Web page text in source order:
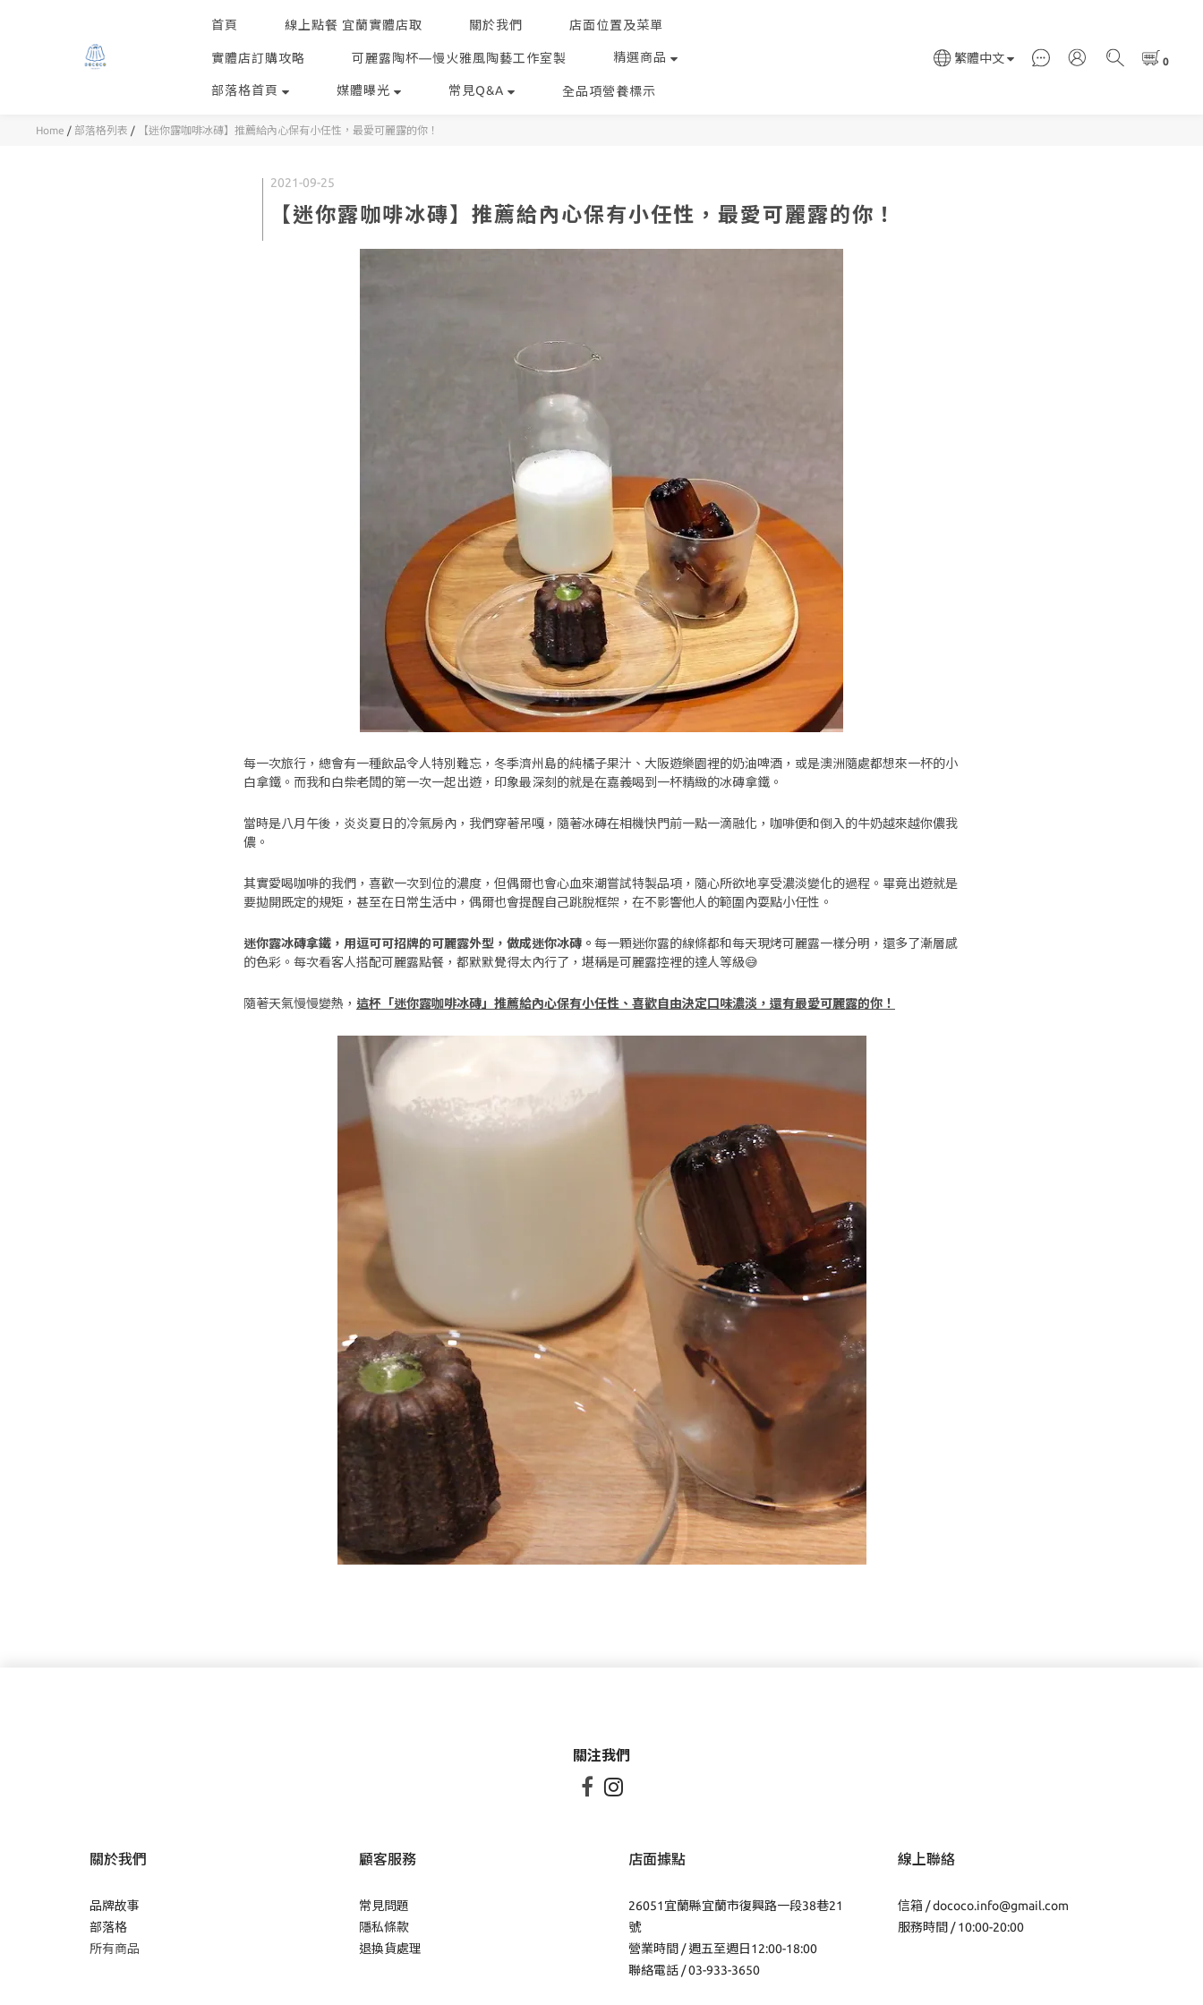
首頁 線上點餐 宜蘭實體店取 關於我們 店面位置及菜單
實體店訂購攻略 可麗露陶杯—慢火雅風陶藝工作室製 精選商品
部落格首頁 媒體曝光 常見Q&A 全品項營養標示
繁體中文
Home / 部落格列表 / 【迷你露咖啡冰磚】推薦給內心保有小任性，最愛可麗露的你！
2021-09-25
【迷你露咖啡冰磚】推薦給內心保有小任性，最愛可麗露的你！
每一次旅行，總會有一種飲品令人特別難忘，冬季濟州島的純橘子果汁、大阪遊樂園裡的奶油啤酒，或是澳洲隨處都想來一杯的小
白拿鐵。而我和白柴老闆的第一次一起出遊，印象最深刻的就是在嘉義喝到一杯精緻的冰磚拿鐵。
當時是八月午後，炎炎夏日的冷氣房內，我們穿著吊嘎，隨著冰磚在相機快門前一點一滴融化，咖啡便和倒入的牛奶越來越你儂我
儂。
其實愛喝咖啡的我們，喜歡一次到位的濃度，但偶爾也會心血來潮嘗試特製品項，隨心所欲地享受濃淡變化的過程。畢竟出遊就是
要拋開既定的規矩，甚至在日常生活中，偶爾也會提醒自己跳脫框架，在不影響他人的範圍內耍點小任性。
迷你露冰磚拿鐵，用逗可可招牌的可麗露外型，做成迷你冰磚。 每一顆迷你露的線條都和每天現烤可麗露一樣分明，還多了漸層感
的色彩。每次看客人搭配可麗露點餐，都默默覺得太內行了，堪稱是可麗露控裡的達人等級😅
隨著天氣慢慢變熱， 這杯「迷你露咖啡冰磚」推薦給內心保有小任性、喜歡自由決定口味濃淡，還有最愛可麗露的你！
關注我們
 
關於我們
品牌故事
部落格
所有商品
顧客服務
常見問題
隱私條款
退換貨處理
店面據點
26051宜蘭縣宜蘭市復興路一段38巷21
號
營業時間 / 週五至週日12:00-18:00
聯絡電話 / 03-933-3650
線上聯絡
信箱 /dococo.info@gmail.com
服務時間 / 10:00-20:00